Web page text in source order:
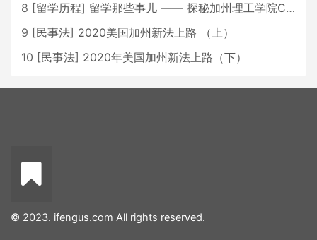
8 [留学历程] 留学那些事儿 —— 探秘加州理工学院Caltech博士生活 [上集]
9 [民事法] 2020美国加州新法上路 （上）
10 [民事法] 2020年美国加州新法上路（下）
© 2023. ifengus.com All rights reserved.